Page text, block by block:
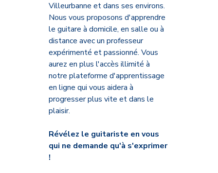
Villeurbanne et dans ses environs.
Nous vous proposons d'apprendre
le guitare à domicile, en salle ou à
distance avec un professeur
expérimenté et passionné. Vous
aurez en plus l'accès illimité à
notre plateforme d'apprentissage
en ligne qui vous aidera à
progresser plus vite et dans le
plaisir.
Révélez le guitariste en vous
qui ne demande qu'à s'exprimer
!